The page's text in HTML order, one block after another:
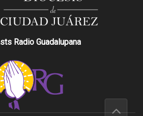
Radio Guadalupana